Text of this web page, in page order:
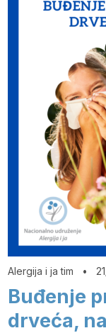
Alergija i ja tim •
Buđenje
drveća,